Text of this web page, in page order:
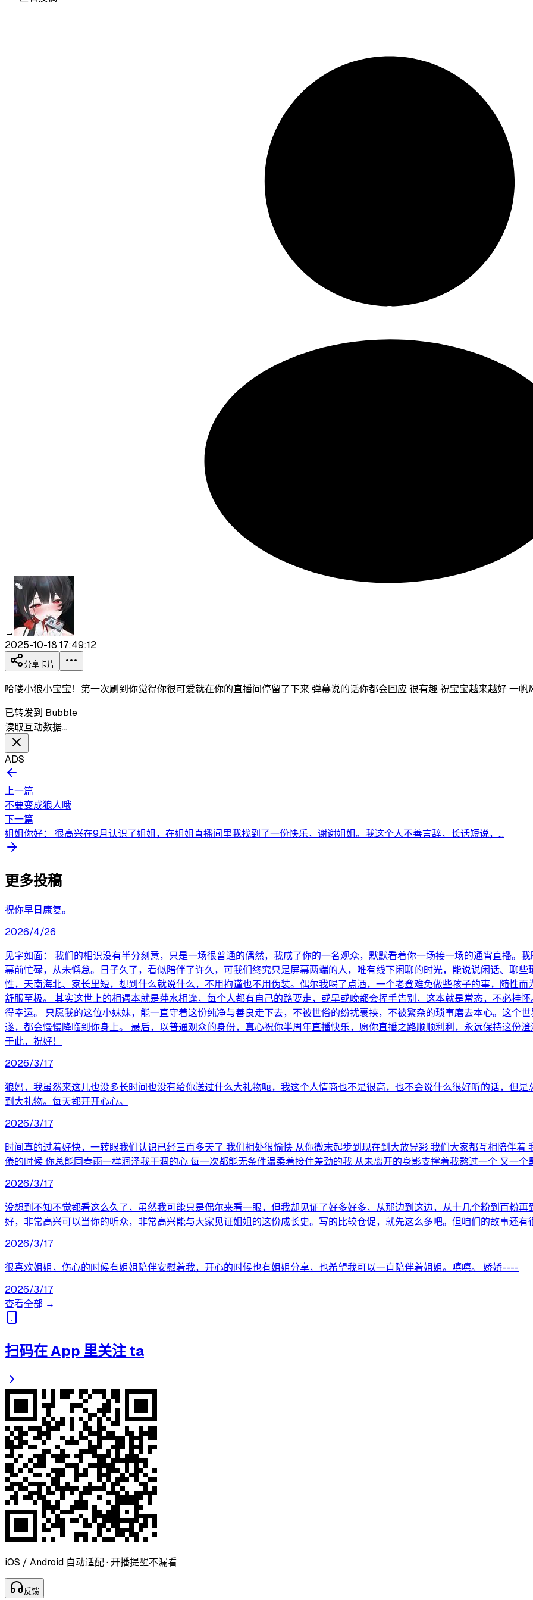
→
2025-10-18 17:49:12
分享卡片
哈喽小狼小宝宝！第一次刷到你觉得你很可爱就在你的直播间停留了下来 弹幕说的话你都会回应 很有趣 祝宝宝越来越好 一帆
已转发到 Bubble
读取互动数据…
ADS
上一篇
不要变成狼人哦
下一篇
姐姐你好： 很高兴在9月认识了姐姐，在姐姐直播间里我找到了一份快乐，谢谢姐姐。我这个人不善言辞，长话短说，...
更多投稿
祝你早日康复。
2026/4/26
见字如面： 我们的相识没有半分刻意，只是一场很普通的偶然，我成了你的一名观众，默默看着你一场接一场的通宵直播。
幕前忙碌，从未懈怠。日子久了，看似陪伴了许久，可我们终究只是屏幕两端的人，唯有线下闲聊的时光，能说说闲话、聊
性，天南海北、家长里短，想到什么就说什么，不用拘谨也不用伪装。偶尔我喝了点酒，一个老登难免做些孩子的事，随性而
舒服至极。 其实这世上的相遇本就是萍水相逢，每个人都有自己的路要走，或早或晚都会挥手告别，这本就是常态，不必挂
得幸运。 只愿我的这位小妹妹，能一直守着这份纯净与善良走下去，不被世俗的纷扰裹挟，不被繁杂的琐事磨去本心。这个
遂，都会慢慢降临到你身上。 最后，以普通观众的身份，真心祝你半周年直播快乐，愿你直播之路顺顺利利，永远保持这份
于此，祝好！
2026/3/17
狼妈，我虽然来这儿也没多长时间也没有给你送过什么大礼物呃，我这个人情商也不是很高，也不会说什么很好听的话，但
到大礼物。每天都开开心心。
2026/3/17
时间真的过着好快，一转眼我们认识已经三百多天了 我们相处很愉快 从你微末起步到现在到大放异彩 我们大家都互相陪伴
倦的时候 你总能同春雨一样润泽我干涸的心 每一次都能无条件温柔着接住差劲的我 从未离开的身影支撑着我熬过一个 又一
2026/3/17
没想到不知不觉都看这么久了，虽然我可能只是偶尔来看一眼，但我却见证了好多好多，从那边到这边，从十几个粉到百粉
好，非常高兴可以当你的听众，非常高兴能与大家见证姐姐的这份成长史。写的比较仓促，就先这么多吧。但咱们的故事还有
2026/3/17
很喜欢姐姐，伤心的时候有姐姐陪伴安慰着我，开心的时候也有姐姐分享，也希望我可以一直陪伴着姐姐。嘻嘻。 娇娇----
2026/3/17
查看全部 →
扫码在 App 里关注 ta
iOS / Android 自动适配 · 开播提醒不漏看
反馈